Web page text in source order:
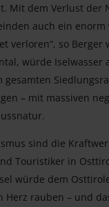
Mit dem Verlust der
auch ein enorm
verloren“, so Berger
würde Iselwasser
gesamten
– mit massiven
sind die
Touristiker in
würde dem
Herz rauben – und